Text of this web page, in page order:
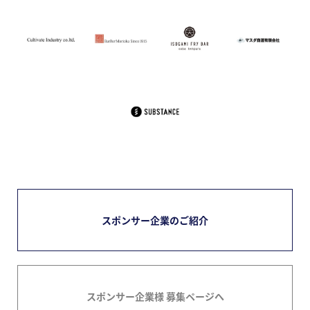
スポンサー企業のご紹介
スポンサー企業様 募集ページへ